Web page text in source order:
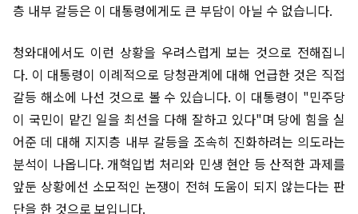
층 내부 갈등은 이 대통령에게도 큰 부담이 아닐 수 없습니다.
청와대에서도 이런 상황을 우려스럽게 보는 것으로 전해집니
다. 이 대통령이 이례적으로 당청관계에 대해 언급한 것은 직접
갈등 해소에 나선 것으로 볼 수 있습니다. 이 대통령이 "민주당
이 국민이 맡긴 일을 최선을 다해 잘하고 있다"며 당에 힘을 실
어준 데 대해 지지층 내부 갈등을 조속히 진화하려는 의도라는
분석이 나옵니다. 개혁입법 처리와 민생 현안 등 산적한 과제를
앞둔 상황에선 소모적인 논쟁이 전혀 도움이 되지 않는다는 판
단을 한 것으로 보입니다.